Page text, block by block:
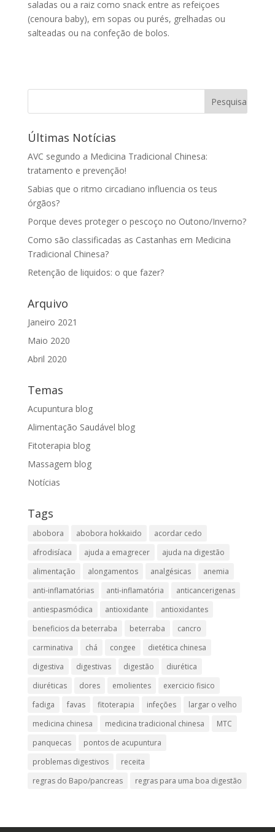
saladas ou a raiz como snack entre as refeiçoes
(cenoura baby), em sopas ou purés, grelhadas ou
salteadas ou na confeção de bolos.
Últimas Notícias
AVC segundo a Medicina Tradicional Chinesa:
tratamento e prevenção!
Sabias que o ritmo circadiano influencia os teus
órgãos?
Porque deves proteger o pescoço no Outono/Inverno?
Como são classificadas as Castanhas em Medicina
Tradicional Chinesa?
Retenção de liquidos: o que fazer?
Arquivo
Janeiro 2021
Maio 2020
Abril 2020
Temas
Acupuntura blog
Alimentação Saudável blog
Fitoterapia blog
Massagem blog
Notícias
Tags
abobora abobora hokkaido
acordar cedo
afrodisíaca
ajuda a emagrecer
ajuda na digestão
alimentação
alongamentos analgésicas
anemia
anti-inflamatórias
anti-inflamatória​
anticancerigenas
antiespasmódica
antioxidante
antioxidantes
beneficios da beterraba
beterraba
cancro
carminativa
chá congee
dietética chinesa
digestiva
digestivas digestão
diurética
diuréticas​
dores emolientes
exercicio fisico
fadiga
favas fitoterapia infeções
largar o velho
medicina chinesa
medicina tradicional chinesa
MTC
panquecas
pontos de acupuntura
problemas digestivos
receita
regras do Bapo/pancreas
regras para uma boa digestão